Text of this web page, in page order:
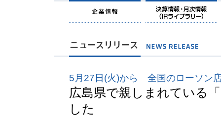
企業情報
5月27日(火)から 全国のローソン
広島県で親しまれている
した